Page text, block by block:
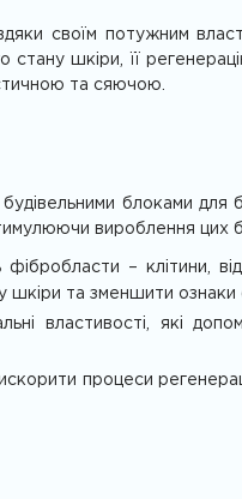
своїм потужним
стану шкіри, її
та сяючою.
блоками для
вироблення цих
– клітини,
шкіри та зменшити ознаки
властивості, які
процеси